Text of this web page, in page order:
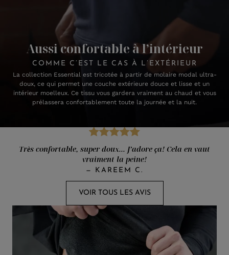
Aussi confortable à l’intérieur
COMME C’EST LE CAS À L’EXTÉRIEUR
La collection Essential est tricotée à partir de molaire modal ultra-
doux, ce qui permet une couche extérieure douce et lisse et un
intérieur moelleux. Ce tissu vous gardera vraiment au chaud et vous
prélassera confortablement toute la journée et la nuit.
Très confortable, super doux... J’adore ça! Cela en vaut
vraiment la peine!
— KAREEM C.
VOIR TOUS LES AVIS